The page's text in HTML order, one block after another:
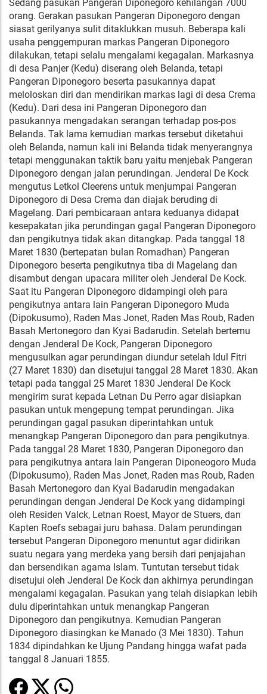
Sedang pasukan Pangeran Diponegoro kehilangan 7000
orang. Gerakan pasukan Pangeran Diponegoro dengan
siasat gerilyanya sulit ditaklukkan musuh. Beberapa kali
usaha penggempuran markas Pangeran Diponegoro
dilakukan, tetapi selalu mengalami kegagalan. Markasnya
di desa Panjer (Kedu) diserang oleh Belanda, tetapi
Pangeran Diponegoro beserta pasukannya dapat
meloloskan diri dan mendirikan markas lagi di desa Crema
(Kedu). Dari desa ini Pangeran Diponegoro dan
pasukannya mengadakan serangan terhadap pos-pos
Belanda. Tak lama kemudian markas tersebut diketahui
oleh Belanda, namun kali ini Belanda tidak menyerangnya
tetapi menggunakan taktik baru yaitu menjebak Pangeran
Diponegoro dengan jalan perundingan. Jenderal De Kock
mengutus Letkol Cleerens untuk menjumpai Pangeran
Diponegoro di Desa Crema dan diajak beruding di
Magelang. Dari pembicaraan antara keduanya didapat
kesepakatan jika perundingan gagal Pangeran Diponegoro
dan pengikutnya tidak akan ditangkap. Pada tanggal 18
Maret 1830 (bertepatan bulan Romadhan) Pangeran
Diponegoro beserta pengikutnya tiba di Magelang dan
disambut dengan upacara militer oleh Jenderal De Kock.
Saat itu Pangeran Diponegoro didampingi oleh para
pengikutnya antara lain Pangeran Diponegoro Muda
(Dipokusumo), Raden Mas Jonet, Raden Mas Roub, Raden
Basah Mertonegoro dan Kyai Badarudin. Setelah bertemu
dengan Jenderal De Kock, Pangeran Diponegoro
mengusulkan agar perundingan diundur setelah Idul Fitri
(27 Maret 1830) dan disetujui tanggal 28 Maret 1830. Akan
tetapi pada tanggal 25 Maret 1830 Jenderal De Kock
mengirim surat kepada Letnan Du Perro agar disiapkan
pasukan untuk mengepung tempat perundingan. Jika
perundingan gagal pasukan diperintahkan untuk
menangkap Pangeran Diponegoro dan para pengikutnya.
Pada tanggal 28 Maret 1830, Pangeran Diponegoro dan
para pengikutnya antara lain Pangeran Diponeogoro Muda
(Dipokusumo), Raden Mas Jonet, Raden mas Roub, Raden
Basah Mertonegoro dan Kyai Badarudin mengadakan
perundingan dengan Jenderal De Kock yang didampingi
oleh Residen Valck, Letnan Roest, Mayor de Stuers, dan
Kapten Roefs sebagai juru bahasa. Dalam perundingan
tersebut Pangeran Diponegoro menuntut agar didirikan
suatu negara yang merdeka yang bersih dari penjajahan
dan bersendikan agama Islam. Tuntutan tersebut tidak
disetujui oleh Jenderal De Kock dan akhirnya perundingan
mengalami kegagalan. Pasukan yang telah disiapkan lebih
dulu diperintahkan untuk menangkap Pangeran
Diponegoro dan pengikutnya. Kemudian Pangeran
Diponegoro diasingkan ke Manado (3 Mei 1830). Tahun
1834 dipindahkan ke Ujung Pandang hingga wafat pada
tanggal 8 Januari 1855.